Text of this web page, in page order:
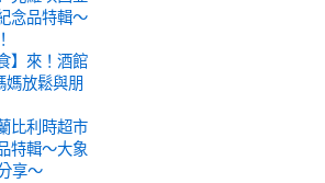
念品特輯～
】來！酒館
媽放鬆與朋
比利時超市
特輯～大象
享～